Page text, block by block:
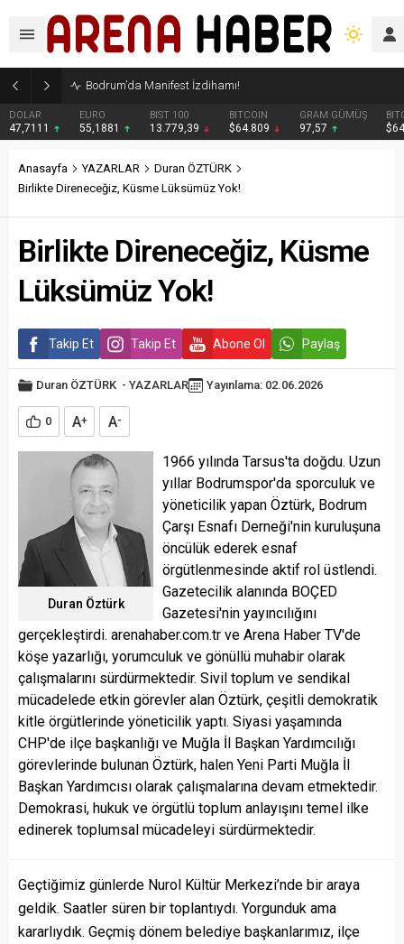
Bodrum’da Manifest İzdihamı!
DOLAR
47,7111
EURO
55,1881
BIST 100
13.779,39
BITCOIN
$64.809
GRAM GÜMÜŞ
97,57
Anasayfa YAZARLAR
Duran ÖZTÜRK
Birlikte Direneceğiz, Küsme Lüksümüz Yok!
Birlikte Direneceğiz, Küsme
Lüksümüz Yok!
Takip Et Takip Et Abone Ol Paylaş
Duran ÖZTÜRK - YAZARLAR Yayınlama: 02.06.2026
0 A+ A-
Duran Öztürk
1966 yılında Tarsus'ta doğdu. Uzun
yıllar Bodrumspor'da sporculuk ve
yöneticilik yapan Öztürk, Bodrum
Çarşı Esnafı Derneği'nin kuruluşuna
öncülük ederek esnaf
örgütlenmesinde aktif rol üstlendi.
Gazetecilik alanında BOÇED
Gazetesi'nin yayıncılığını
gerçekleştirdi. arenahaber.com.tr ve Arena Haber TV'de
köşe yazarlığı, yorumculuk ve gönüllü muhabir olarak
çalışmalarını sürdürmektedir. Sivil toplum ve sendikal
mücadelede etkin görevler alan Öztürk, çeşitli demokratik
kitle örgütlerinde yöneticilik yaptı. Siyasi yaşamında
CHP'de ilçe başkanlığı ve Muğla İl Başkan Yardımcılığı
görevlerinde bulunan Öztürk, halen Yeni Parti Muğla İl
Başkan Yardımcısı olarak çalışmalarına devam etmektedir.
Demokrasi, hukuk ve örgütlü toplum anlayışını temel ilke
edinerek toplumsal mücadeleyi sürdürmektedir.
Geçtiğimiz günlerde Nurol Kültür Merkezi’nde bir araya
geldik. Saatler süren bir toplantıydı. Yorgunduk ama
kararlıydık. Geçmiş dönem belediye başkanlarımız, ilçe